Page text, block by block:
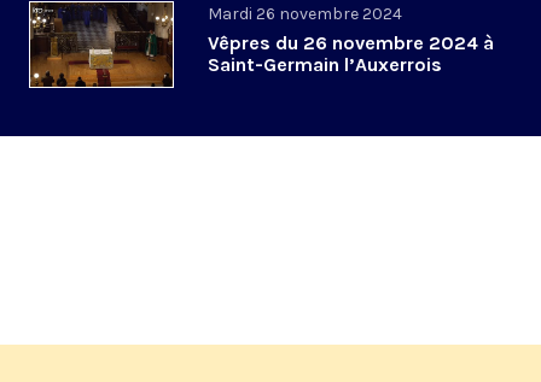
Mardi 26 novembre 2024
Vêpres du 26 novembre 2024 à
Saint-Germain l’Auxerrois